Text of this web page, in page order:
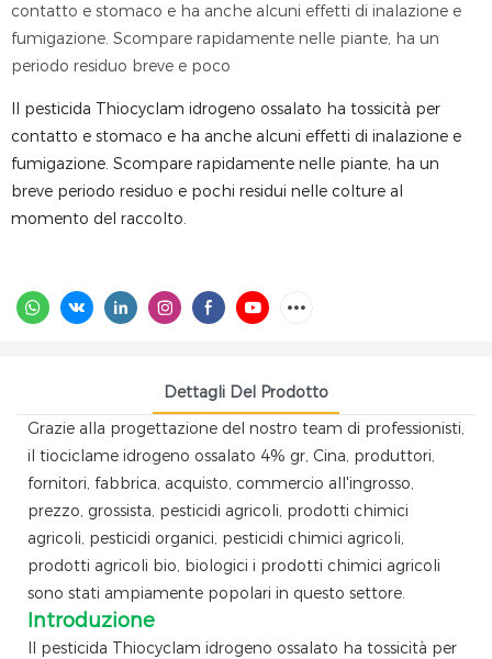
contatto e stomaco e ha anche alcuni effetti di inalazione e
fumigazione. Scompare rapidamente nelle piante, ha un
periodo residuo breve e poco
Il pesticida Thiocyclam idrogeno ossalato ha tossicità per
contatto e stomaco e ha anche alcuni effetti di inalazione e
fumigazione. Scompare rapidamente nelle piante, ha un
breve periodo residuo e pochi residui nelle colture al
momento del raccolto.
Dettagli Del Prodotto
Grazie alla progettazione del nostro team di professionisti,
il tiociclame idrogeno ossalato 4% gr, Cina, produttori,
fornitori, fabbrica, acquisto, commercio all'ingrosso,
prezzo, grossista, pesticidi agricoli, prodotti chimici
agricoli, pesticidi organici, pesticidi chimici agricoli,
prodotti agricoli bio, biologici i prodotti chimici agricoli
sono stati ampiamente popolari in questo settore.
Introduzione
Il pesticida Thiocyclam idrogeno ossalato ha tossicità per